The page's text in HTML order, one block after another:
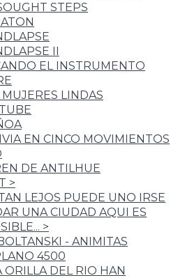
STEPS
II
EL INSTRUMENTO
MUJERES LINDAS
EN CINCO MOVIMIENTOS
DE ANTILHUE
>
LEJOS PUEDE UNO IRSE
UNA CIUDAD AQUI ES
>
- ANIMITAS
4500
ORILLA DEL RIO HAN